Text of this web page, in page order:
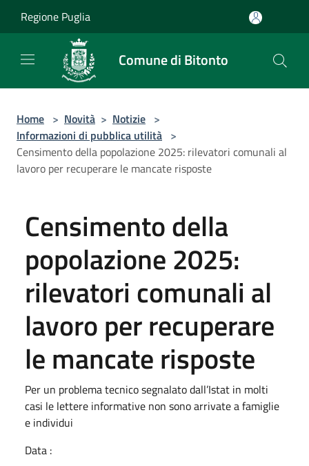
Regione Puglia
Comune di Bitonto
Home > Novità > Notizie >
Informazioni di pubblica utilità >
Censimento della popolazione 2025: rilevatori comunali al
lavoro per recuperare le mancate risposte
Censimento della
popolazione 2025:
rilevatori comunali al
lavoro per recuperare
le mancate risposte
Per un problema tecnico segnalato dall’Istat in molti
casi le lettere informative non sono arrivate a famiglie
e individui
Data :